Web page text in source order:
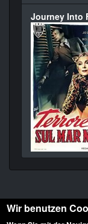
Journey Into
Wir benutzen